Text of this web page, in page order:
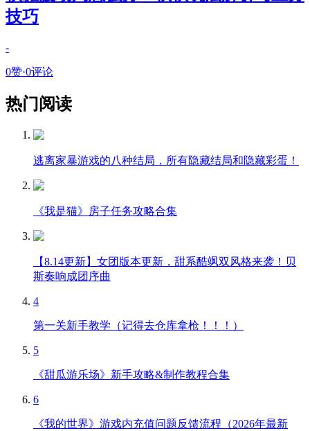
技巧
-
0赞·0评论
热门阅读
逃离家暴游戏的八种结局，所有隐藏结局和隐藏彩蛋！
《我是猫》房子任务攻略合集
【8.14更新】女团版本更新，甜系酷飒双风格来袭！贝
斯奏响成团序曲
4
第一关新手教学（记得去仓库拿枪！！！）
5
《甜瓜游乐场》新手攻略&制作教程合集
6
《我的世界》游戏内充值问题反馈流程（2026年最新